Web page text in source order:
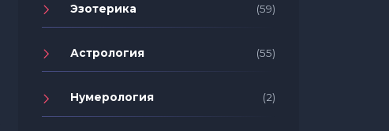
Эзотерика (59)
Астрология (55)
Нумерология (2)